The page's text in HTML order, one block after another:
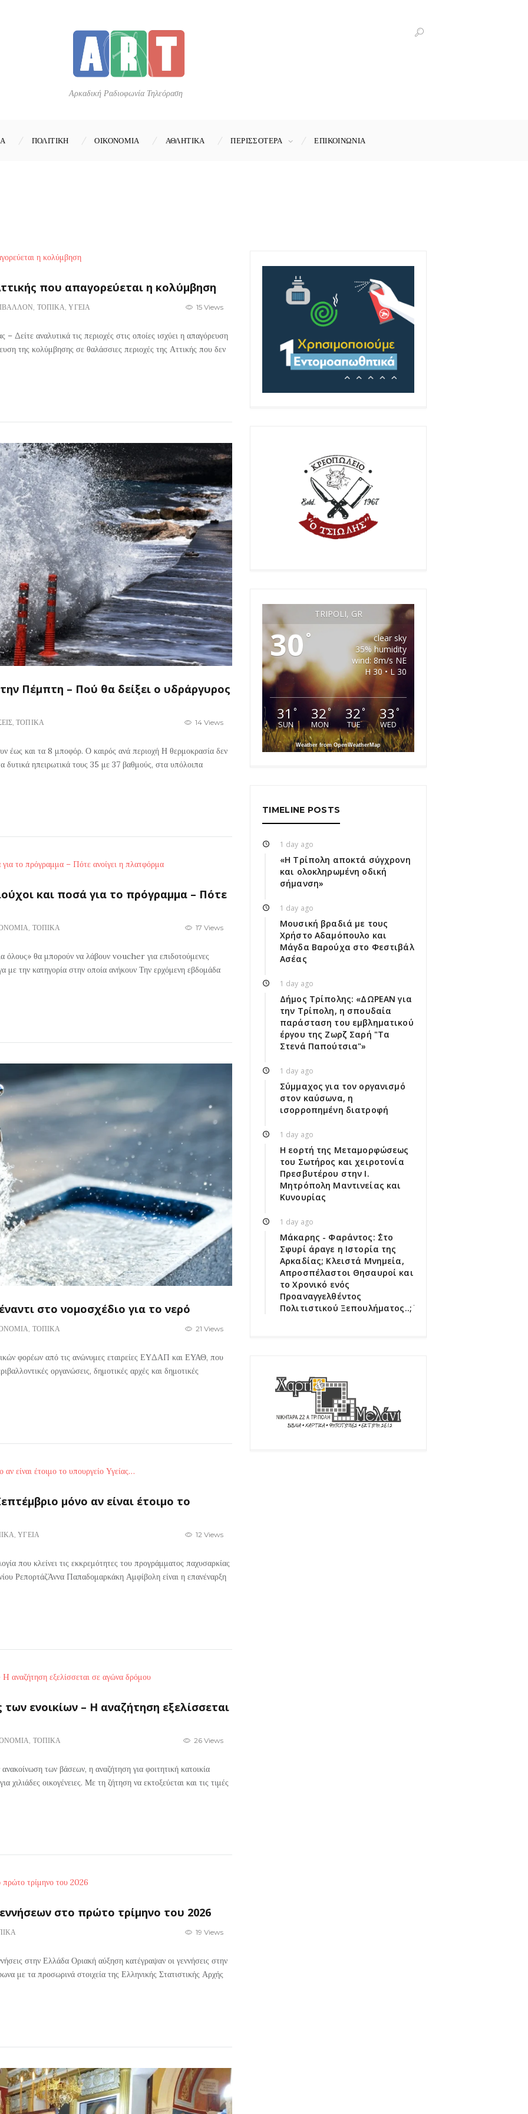
Αρκαδική Ραδιοφωνία Τηλεόραση
ΠΟΛΙΤΙΚΗ ΟΙΚΟΝΟΜΙΑ ΑΘΛΗΤΙΚΑ ΠΕΡΙΣΣΟΤΕΡΑ ΕΠΙΚΟΙΝΩΝΊΑ
που απαγορεύεται η κολύμβηση
, ΤΟΠΙΚΑ,ΥΓΕΙΑ 15 Views
Δείτε αναλυτικά τις περιοχές στις οποίες ισχύει η απαγόρευση
της κολύμβησης σε θαλάσσιες περιοχές της Αττικής που δεν
Πέμπτη – Πού θα δείξει ο υδράργυρος
,ΤΟΠΙΚΑ 14 Views
έως και τα 8 μποφόρ. Ο καιρός ανά περιοχή Η θερμοκρασία δεν
δυτικά ηπειρωτικά τους 35 με 37 βαθμούς, στα υπόλοιπα
και ποσά για το πρόγραμμα – Πότε
, ΤΟΠΙΚΑ 17 Views
όλους» θα μπορούν να λάβουν voucher για επιδοτούμενες
την κατηγορία στην οποία ανήκουν Την ερχόμενη εβδομάδα
στο νομοσχέδιο για το νερό
, ΤΟΠΙΚΑ 21 Views
φορέων από τις ανώνυμες εταιρείες ΕΥΔΑΠ και ΕΥΑΘ, που
οργανώσεις, δημοτικές αρχές και δημοτικές
μόνο αν είναι έτοιμο το
,ΥΓΕΙΑ 12 Views
που κλείνει τις εκκρεμότητες του προγράμματος παχυσαρκίας
ΡεπορτάζΆννα Παπαδομαρκάκη Αμφίβολη είναι η επανέναρξη
ενοικίων – H αναζήτηση εξελίσσεται
ΤΟΠΙΚΑ 26 Views
των βάσεων, η αναζήτηση για φοιτητική κατοικία
χιλιάδες οικογένειες. Με τη ζήτηση να εκτοξεύεται και τις τιμές
στο πρώτο τρίμηνο του 2026
19 Views
στην Ελλάδα Οριακή αύξηση κατέγραψαν οι γεννήσεις στην
με τα προσωρινά στοιχεία της Ελληνικής Στατιστικής Αρχής
TRIPOLI, GR
30 °
clear sky
35% humidity
wind: 8m/s NE
H 30 • L 30
31 °
SUN
32°
MON
32°
TUE
33 °
WED
Weather from OpenWeatherMap
TIMELINE POSTS
1 day ago
«Η Τρίπολη αποκτά σύγχρονη
και ολοκληρωμένη οδική
σήμανση»
1 day ago
Μουσική βραδιά με τους
Χρήστο Αδαμόπουλο και
Μάγδα Βαρούχα στο Φεστιβάλ
Ασέας
1 day ago
Δήμος Τρίπολης: «ΔΩΡΕΑΝ για
την Τρίπολη, η σπουδαία
παράσταση του εμβληματικού
έργου της Ζωρζ Σαρή "Τα
Στενά Παπούτσια"»
1 day ago
Σύμμαχος για τον οργανισμό
στον καύσωνα, η
ισορροπημένη διατροφή
1 day ago
Η εορτή της Μεταμορφώσεως
του Σωτήρος και χειροτονία
Πρεσβυτέρου στην Ι.
Μητρόπολη Μαντινείας και
Κυνουρίας
1 day ago
Μάκαρης - Φαράντος: ΄΄Στο
Σφυρί άραγε η Ιστορία της
Αρκαδίας; Κλειστά Μνημεία,
Απροσπέλαστοι Θησαυροί και
το Χρονικό ενός
Προαναγγελθέντος
Πολιτιστικού Ξεπουλήματος..;΄΄